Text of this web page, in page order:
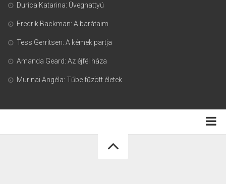
Durica Katarina: Üveghattyú
Fredrik Backman: A barátaim
Tess Gerritsen: A kémek partja
Amanda Geard: Az éjfél háza
Murinai Angéla: Tűbe fűzött életek